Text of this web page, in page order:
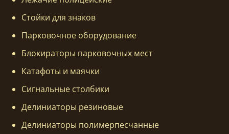
Стойки для знаков
Парковочное оборудование
Блокираторы парковочных мест
Катафоты и маячки
Сигнальные столбики
Делиниаторы резиновые
Делиниаторы полимерпесчанные